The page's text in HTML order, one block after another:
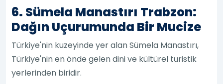
6. Sümela Manastırı Trabzon:
Dağın Uçurumunda Bir Mucize
Türkiye'nin kuzeyinde yer alan Sümela Manastırı,
Türkiye'nin en önde gelen dini ve kültürel turistik
yerlerinden biridir.